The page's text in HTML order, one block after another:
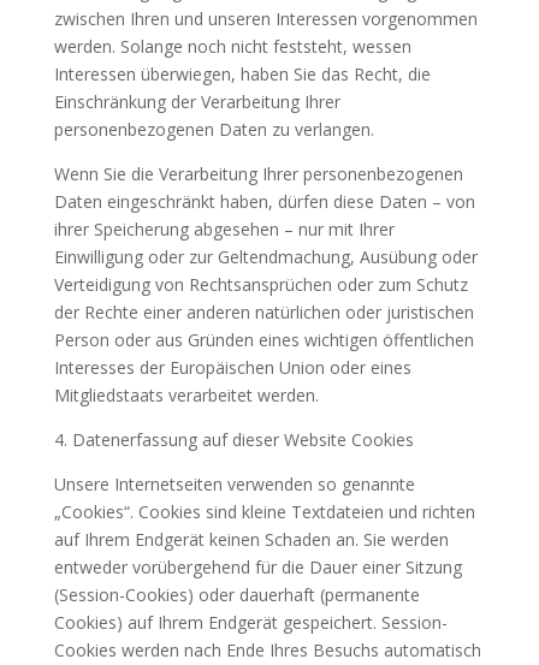
zwischen Ihren und unseren Interessen vorgenommen
werden. Solange noch nicht feststeht, wessen
Interessen überwiegen, haben Sie das Recht, die
Einschränkung der Verarbeitung Ihrer
personenbezogenen Daten zu verlangen.
Wenn Sie die Verarbeitung Ihrer personenbezogenen
Daten eingeschränkt haben, dürfen diese Daten – von
ihrer Speicherung abgesehen – nur mit Ihrer
Einwilligung oder zur Geltendmachung, Ausübung oder
Verteidigung von Rechtsansprüchen oder zum Schutz
der Rechte einer anderen natürlichen oder juristischen
Person oder aus Gründen eines wichtigen öffentlichen
Interesses der Europäischen Union oder eines
Mitgliedstaats verarbeitet werden.
4. Datenerfassung auf dieser Website Cookies
Unsere Internetseiten verwenden so genannte
„Cookies“. Cookies sind kleine Textdateien und richten
auf Ihrem Endgerät keinen Schaden an. Sie werden
entweder vorübergehend für die Dauer einer Sitzung
(Session-Cookies) oder dauerhaft (permanente
Cookies) auf Ihrem Endgerät gespeichert. Session-
Cookies werden nach Ende Ihres Besuchs automatisch